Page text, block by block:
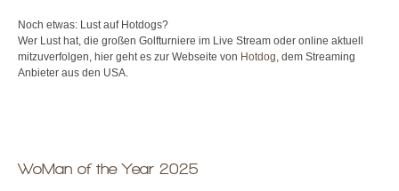
Noch etwas: Lust auf Hotdogs?
Wer Lust hat, die großen Golfturniere im Live Stream oder online aktuell
mitzuverfolgen, hier geht es zur Webseite von Hotdog , dem Streaming
Anbieter aus den USA.
WoMan of the Year 2025